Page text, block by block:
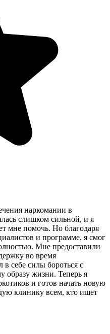
наркомании в
слишком сильной, и я
мне помочь. Но благодаря
и программе, я смог
Мне предоставили
во время
себе силы бороться с
образу жизни. Теперь я
и готов начать новую
клинику всем, кто ищет